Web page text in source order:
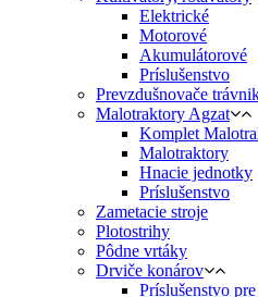
Elektrické
Motorové
Akumulátorové
Príslušenstvo
Prevzdušnovače
Malotraktory Agzat
Komplet
Malotraktory
Hnacie jednotky
Príslušenstvo
Zametacie stroje
Plotostrihy
Pôdne vrtáky
Drviče konárov
Príslušenstvo